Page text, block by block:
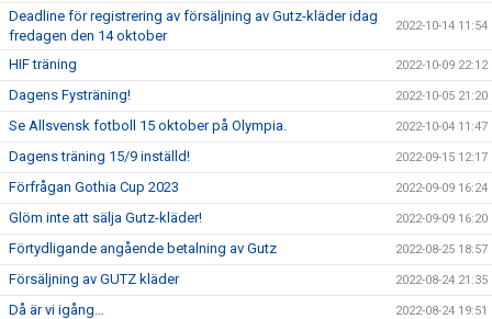
Deadline för registrering av försäljning av Gutz-kläder idag
fredagen den 14 oktober
2022-10-14 11:54
HIF träning 2022-10-09 22:12
Dagens Fysträning! 2022-10-05 21:20
Se Allsvensk fotboll 15 oktober på Olympia. 2022-10-04 11:47
Dagens träning 15/9 inställd! 2022-09-15 12:17
Förfrågan Gothia Cup 2023 2022-09-09 16:24
Glöm inte att sälja Gutz-kläder! 2022-09-09 16:20
Förtydligande angående betalning av Gutz 2022-08-25 18:57
Försäljning av GUTZ kläder 2022-08-24 21:35
Då är vi igång… 2022-08-24 19:51